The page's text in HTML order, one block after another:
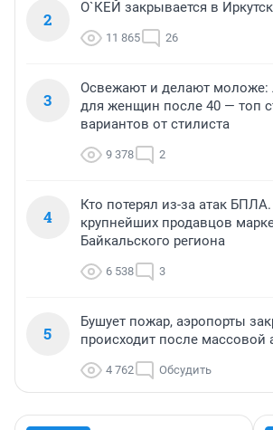
2
О`КЕЙ закрывается в
11 865 26
3
Освежают и делают моложе:
для женщин после 40 — топ
вариантов от стилиста
9 378 2
4
Кто потерял из-за атак
крупнейших продавцов
Байкальского региона
6 538 3
5
Бушует пожар, аэропорты
происходит после массовой
4 762 Обсудить